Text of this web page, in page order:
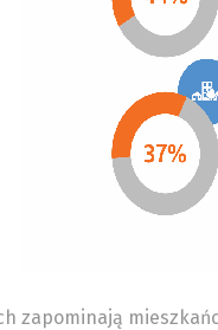
zapominają